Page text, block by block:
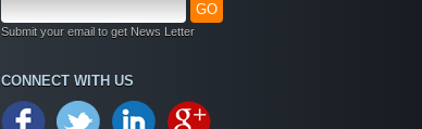
GO
Submit your email to get News Letter
CONNECT WITH US